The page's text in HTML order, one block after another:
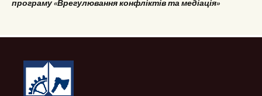
програму «Врегулювання конфліктів та медіація»